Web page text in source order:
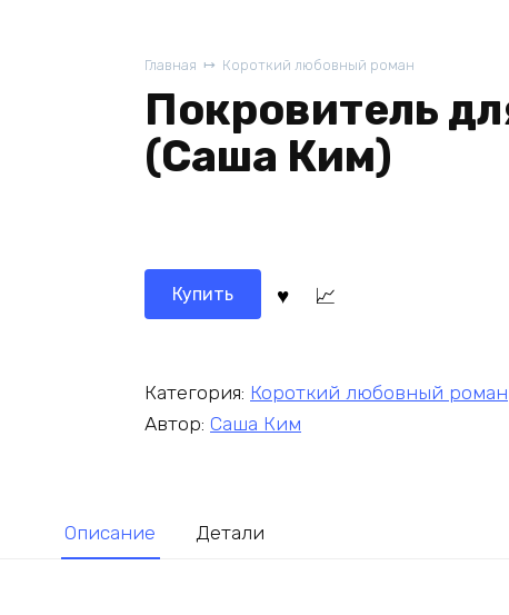
Главная Короткий любовный роман
Покровитель
(Саша Ким)
Купить
Категория: Короткий любовный роман
Автор: Саша Ким
Описание Детали